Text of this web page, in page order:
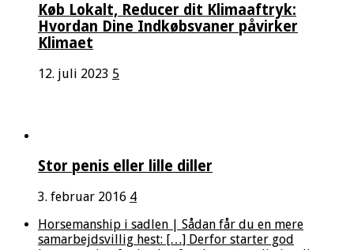
Køb Lokalt, Reducer dit Klimaaftryk:
Hvordan Dine Indkøbsvaner påvirker
Klimaet
12. juli 2023 5
Stor penis eller lille diller
3. februar 2016 4
Horsemanship i sadlen | Sådan får du en mere
samarbejdsvillig hest: […] Derfor starter god